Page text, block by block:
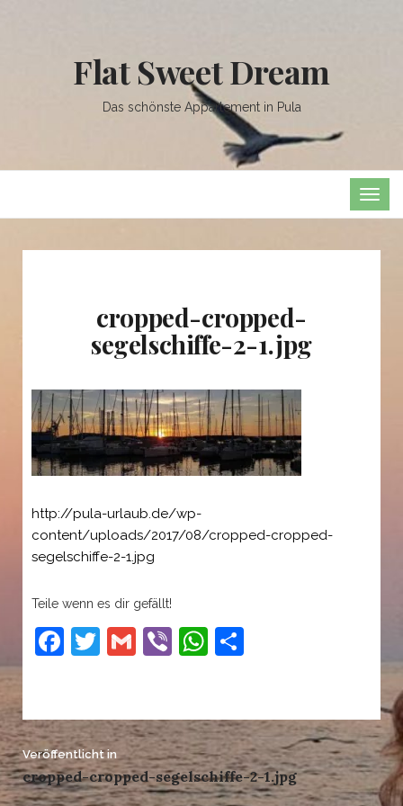
Flat Sweet Dream
Das schönste Appartement in Pula
cropped-cropped-
segelschiffe-2-1.jpg
http://pula-urlaub.de/wp-
content/uploads/2017/08/cropped-cropped-
segelschiffe-2-1.jpg
Teile wenn es dir gefällt!
Facebook
Twitter
GmailViberWhatsApp
Beitrags-
Veröffentlicht in
cropped-cropped-segelschiffe-2-1.jpg